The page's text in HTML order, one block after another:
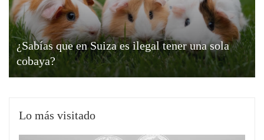
¿Sabías que en Suiza es ilegal tener una sola
cobaya?
Lo más visitado